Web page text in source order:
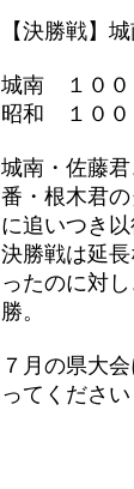
【決勝戦】
城南 １０
昭和 １０
城南・佐藤
番・根木君
に追いつき
決勝戦は延
ったのに対
勝。
７月の県大
ってください